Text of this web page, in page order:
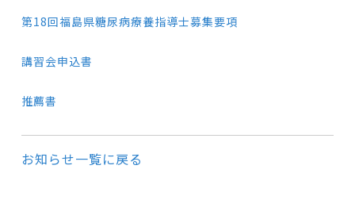
第18回福島県糖尿病療養指導士募集要項
講習会申込書
推薦書
お知らせ一覧に戻る